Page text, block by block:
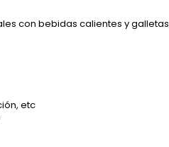
con bebidas calientes y galletas
etc